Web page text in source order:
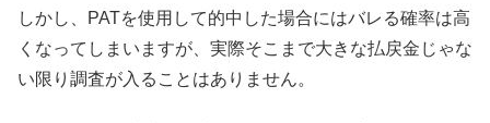
しかし、PATを使用して的中した場合にはバレる確率は高
くなってしまいますが、実際そこまで大きな払戻金じゃな
い限り調査が入ることはありません。